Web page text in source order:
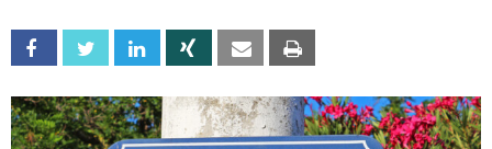
Facebook Twitter Linkedin Xing Email